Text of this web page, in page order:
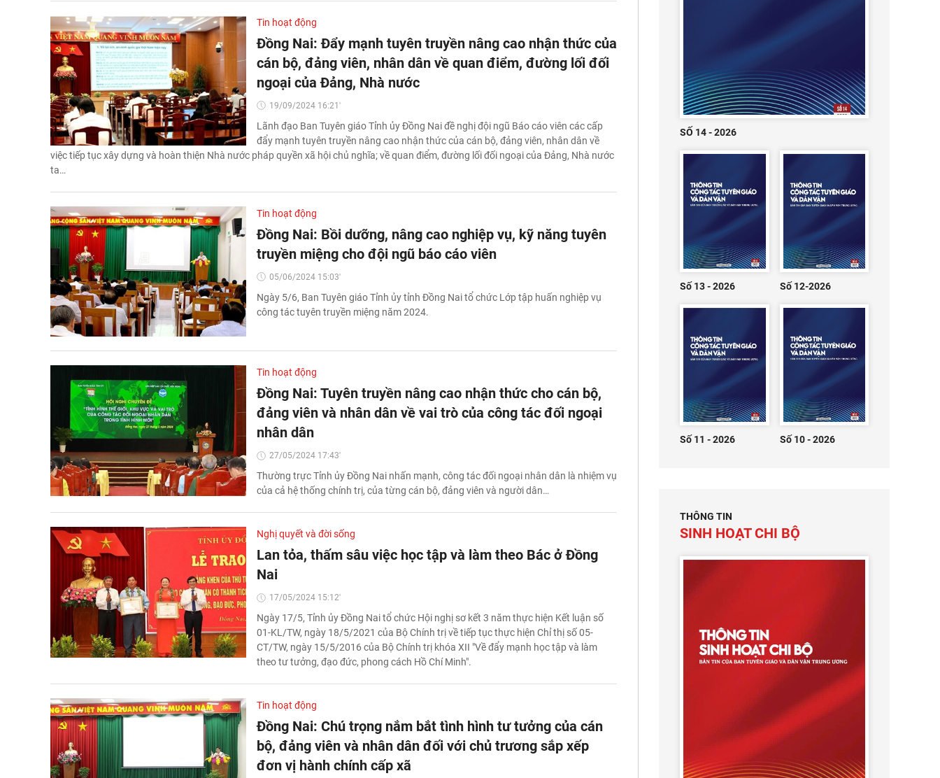
Tin hoạt động
Đồng Nai: Đẩy mạnh tuyên truyền nâng cao nhận thức của
cán bộ, đảng viên, nhân dân về quan điểm, đường lối đối
ngoại của Đảng, Nhà nước
19/09/2024 16:21'
Lãnh đạo Ban Tuyên giáo Tỉnh ủy Đồng Nai đề nghị đội ngũ Báo cáo viên các cấp
đẩy mạnh tuyên truyền nâng cao nhận thức của cán bộ, đảng viên, nhân dân về
việc tiếp tục xây dựng và hoàn thiện Nhà nước pháp quyền xã hội chủ nghĩa; về quan điểm, đường lối đối ngoại của Đảng, Nhà nước
ta…
Tin hoạt động
Đồng Nai: Bồi dưỡng, nâng cao nghiệp vụ, kỹ năng tuyên
truyền miệng cho đội ngũ báo cáo viên
05/06/2024 15:03'
Ngày 5/6, Ban Tuyên giáo Tỉnh ủy tỉnh Đồng Nai tổ chức Lớp tập huấn nghiệp vụ
công tác tuyên truyền miệng năm 2024.
Tin hoạt động
Đồng Nai: Tuyên truyền nâng cao nhận thức cho cán bộ,
đảng viên và nhân dân về vai trò của công tác đối ngoại
nhân dân
27/05/2024 17:43'
Thường trực Tỉnh ủy Đồng Nai nhấn mạnh, công tác đối ngoại nhân dân là nhiệm vụ
của cả hệ thống chính trị, của từng cán bộ, đảng viên và người dân…
Nghị quyết và đời sống
Lan tỏa, thấm sâu việc học tập và làm theo Bác ở Đồng
Nai
17/05/2024 15:12'
Ngày 17/5, Tỉnh ủy Đồng Nai tổ chức Hội nghị sơ kết 3 năm thực hiện Kết luận số
01-KL/TW, ngày 18/5/2021 của Bộ Chính trị về tiếp tục thực hiện Chỉ thị số 05-
CT/TW, ngày 15/5/2016 của Bộ Chính trị khóa XII "Về đẩy mạnh học tập và làm
theo tư tưởng, đạo đức, phong cách Hồ Chí Minh".
Tin hoạt động
Đồng Nai: Chú trọng nắm bắt tình hình tư tưởng của cán
bộ, đảng viên và nhân dân đối với chủ trương sắp xếp
đơn vị hành chính cấp xã
SỐ 14 - 2026
Số 13 - 2026 Số 12-2026
Số 11 - 2026 Số 10 - 2026
THÔNG TIN
SINH HOẠT CHI BỘ